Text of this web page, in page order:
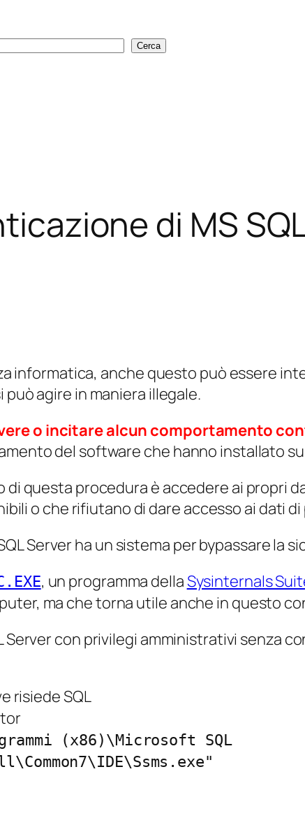
Cerca
di MS
informatica, anche questo può essere
agire in maniera illegale.
o incitare alcun comportamento
del software che hanno installato
questa procedura è accedere ai propri
o che rifiutano di dare accesso ai dati
Server ha un sistema per bypassare la
, un programma dellaSysinternals
ma che torna utile anche in questo
Server con privilegi amministrativi senza
risiede SQL
(x86)\Microsoft SQL